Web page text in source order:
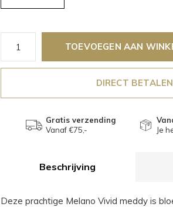
TOEVOEGEN AAN
DIRECT BETALEN
Gratis verzending
Vanaf €75,-
Je
Beschrijving
Deze prachtige Melano Vivid meddy is